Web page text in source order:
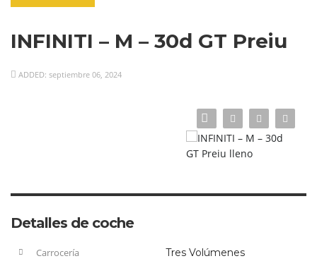
INFINITI – M – 30d GT Preiu
ADDED: septiembre 06, 2024
Detalles de coche
Carrocería Tres Volúmenes